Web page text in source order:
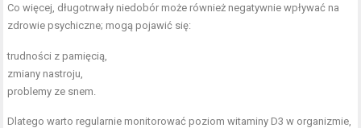
Co więcej, długotrwały niedobór może również negatywnie wpływać na
zdrowie psychiczne; mogą pojawić się:
trudności z pamięcią,
zmiany nastroju,
problemy ze snem.
Dlatego warto regularnie monitorować poziom witaminy D3 w organizmie,